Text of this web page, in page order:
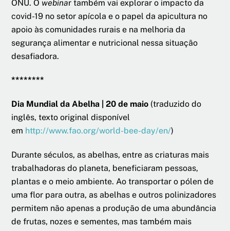
ONU. O webinar também vai explorar o impacto da
covid-19 no setor apícola e o papel da apicultura no
apoio às comunidades rurais e na melhoria da
segurança alimentar e nutricional nessa situação
desafiadora.
********
Dia Mundial da Abelha | 20 de maio (traduzido do
inglês, texto original disponível
em http://www.fao.org/world-bee-day/en/)
Durante séculos, as abelhas, entre as criaturas mais
trabalhadoras do planeta, beneficiaram pessoas,
plantas e o meio ambiente. Ao transportar o pólen de
uma flor para outra, as abelhas e outros polinizadores
permitem não apenas a produção de uma abundância
de frutas, nozes e sementes, mas também mais